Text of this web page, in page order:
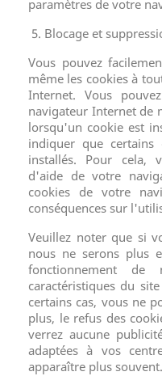
paramètres de votre
5. Blocage et
Vous pouvez
même les cookies à
Internet. Vous
navigateur Internet de
lorsqu'un cookie est
indiquer que
installés. Pour cela,
d'aide de votre
cookies de votre
conséquences sur
Veuillez noter que si
nous ne serons plus
fonctionnement de
caractéristiques du
certains cas, vous ne
plus, le refus des
verrez aucune
adaptées à vos
apparaître plus souvent.